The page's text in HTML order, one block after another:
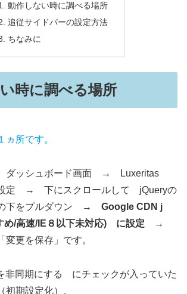
動作しない時に調べる場所
追従サイドバーの設定方法
ちなみに
時に調べる場所
ヵ所です。
ダッシュボード画面 → Luxeritas
定 → 下にスクロールして jQueryの
下をプルダウン → Google CDN j
め/高速/IE８以下未対応) に設定 →
変更を保存」です。
非同期にする にチェックが入っていた
初期設定化）。